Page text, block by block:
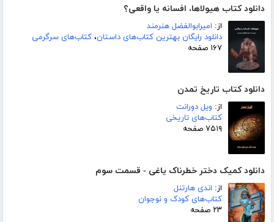
دانلود کتاب هیولاها، افسانه یا واقعی؟
از: امیرابوالفضل هنرمند
دانلود رایگان بهترین کتاب‌های داستان، کتاب‌های سرگرمی
۱۶۷ صفحه
دانلود کتاب تاریخ تمدن
از: ویل دورانت
کتاب‌های تاریخی
۷۵۱۹ صفحه
دانلود کمیک دختر خطرناک یاغی - قسمت سوم
از: اندی هارتنل
کتاب‌های کودک و نوجوان
۲۳ صفحه